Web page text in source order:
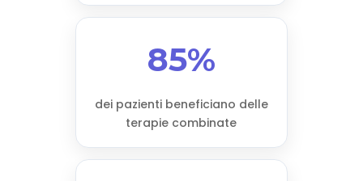
85%
dei pazienti beneficiano delle
terapie combinate